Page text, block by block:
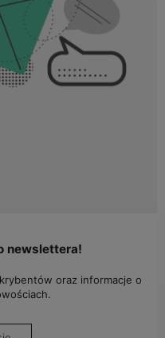
newslettera!
oraz informacje o